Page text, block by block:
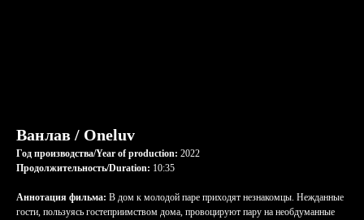
Ванлав / Oneluv
Год производства/Year of production: 2022
Продолжительность/Duration: 10:35
Аннотация фильма: В дом к молодой паре приходят незнакомцы. Нежданные
гости, пользуясь гостеприимством дома, провоцируют пару на необдуманные